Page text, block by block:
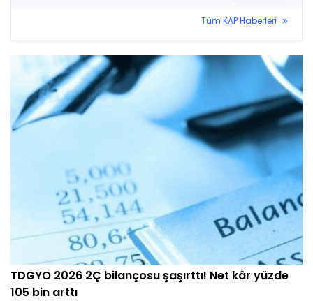
Tüm KAP Haberleri
TDGYO 2026 2Ç bilançosu şaşırttı! Net kâr yüzde
105 bin arttı